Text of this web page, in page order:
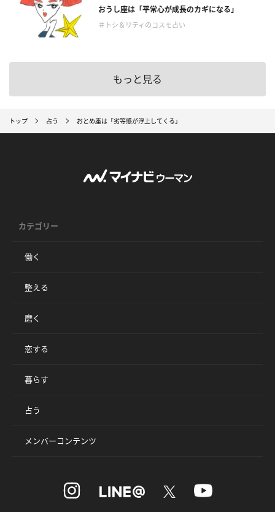
おうし座は「平常心が成長のカギになる」
＃トシ＆リティのコスモ占い
もっと見る
トップ 占う おとめ座は「劣等感が浮上してくる」
カテゴリー
働く
整える
磨く
恋する
暮らす
占う
メンバーコンテンツ